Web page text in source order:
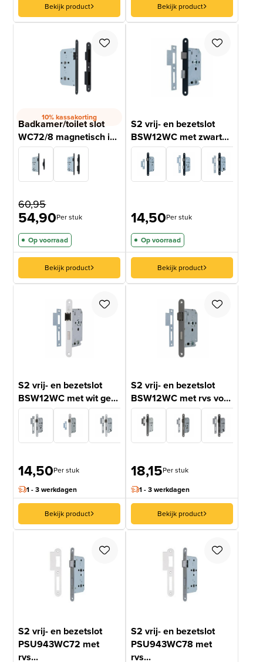
Bekijk product Bekijk product
10% kassakorting
Badkamer/toilet slot
WC72/8 magnetisch i...
60,95
54,90Per stuk
Op voorraad
Bekijk product
S2 vrij- en bezetslot
BSW12WC met zwart...
14,50Per stuk
Op voorraad
Bekijk product
S2 vrij- en bezetslot
BSW12WC met wit ge...
14,50Per stuk
1 - 3 werkdagen
Bekijk product
S2 vrij- en bezetslot
BSW12WC met rvs vo...
18,15Per stuk
1 - 3 werkdagen
Bekijk product
S2 vrij- en bezetslot
PSU943WC72 met
rvs...
S2 vrij- en bezetslot
PSU943WC78 met
rvs...